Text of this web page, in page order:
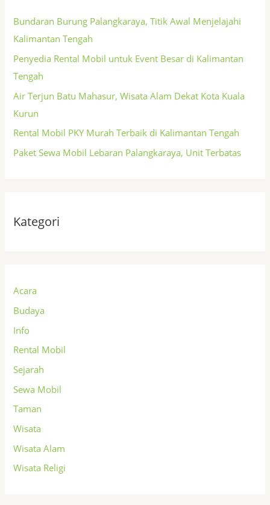
Bundaran Burung Palangkaraya, Titik Awal Menjelajahi
Kalimantan Tengah
Penyedia Rental Mobil untuk Event Besar di Kalimantan
Tengah
Air Terjun Batu Mahasur, Wisata Alam Dekat Kota Kuala
Kurun
Rental Mobil PKY Murah Terbaik di Kalimantan Tengah
Paket Sewa Mobil Lebaran Palangkaraya, Unit Terbatas
Kategori
Acara
Budaya
Info
Rental Mobil
Sejarah
Sewa Mobil
Taman
Wisata
Wisata Alam
Wisata Religi